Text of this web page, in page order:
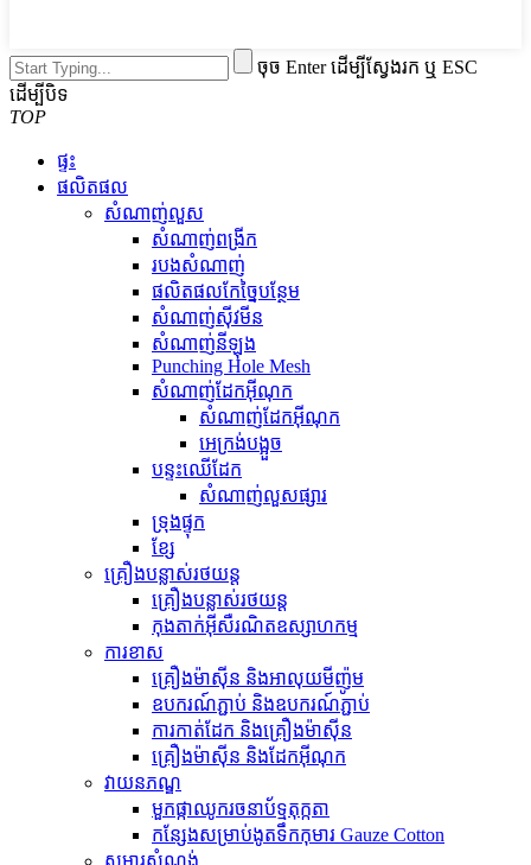
ចុច Enter ដើម្បីស្វែងរក ឬ ESC
ដើម្បីបិទ
TOP
ផ្ទះ
ផលិតផល
សំណាញ់​លួស
សំណាញ់ពង្រីក
របងសំណាញ់
ផលិតផលកែច្នៃបន្ថែម
សំណាញ់​ស៊ី​វ​មីន​
សំណាញ់នីឡុង
Punching Hole Mesh
សំណាញ់ដែកអ៊ីណុក
សំណាញ់ដែកអ៊ីណុក
អេក្រង់បង្អួច
បន្ទះឈើដែក
សំណាញ់លួសផ្សារ
ទ្រុងផ្ទុក
ខ្សែ
គ្រឿងបន្លាស់រថយន្ត
គ្រឿងបន្លាស់រថយន្ត
កុងតាក់អ៊ីសឺរណិតឧស្សាហកម្ម
ការខាស
គ្រឿងម៉ាស៊ីន និងអាលុយមីញ៉ូម
ឧបករណ៍ភ្ជាប់ និងឧបករណ៍ភ្ជាប់
ការកាត់ដែក និងគ្រឿងម៉ាស៊ីន
គ្រឿងម៉ាស៊ីន និងដែកអ៊ីណុក
វាយនភណ្ឌ
មួកផ្កាឈូករចនាប័ទ្មតុក្កតា
កន្សែងសម្រាប់ងូតទឹកកុមារ Gauze Cotton